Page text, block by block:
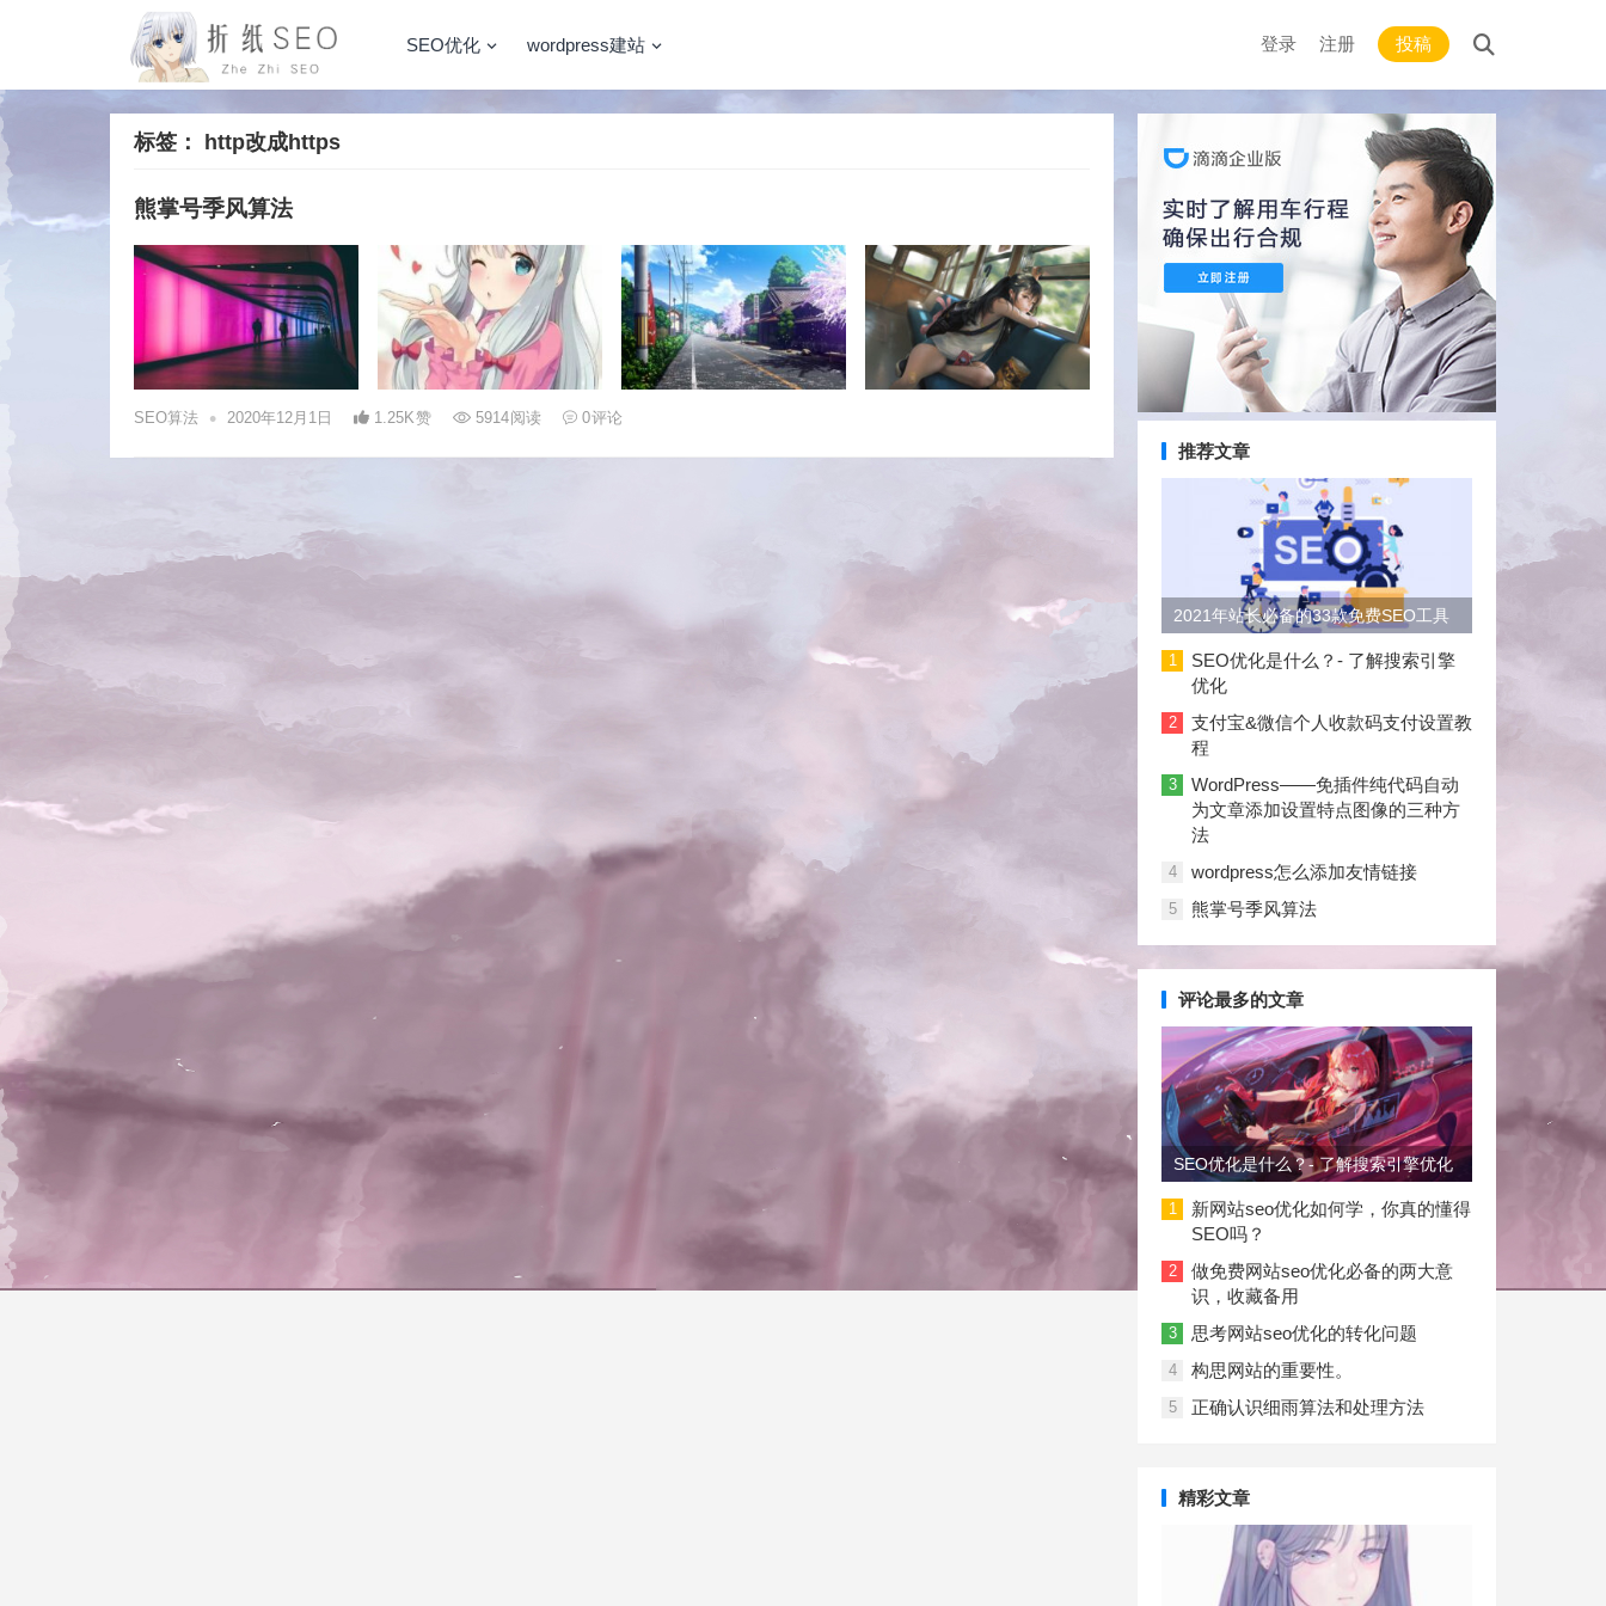
SEO优化 wordpress建站 登录 注册 投稿
标签： http改成https
熊掌号季风算法
SEO算法 • 2020年12月1日 1.25K赞 5914阅读 0评论
推荐文章
2021年站长必备的33款免费SEO工具
大合集
1
SEO优化是什么？- 了解搜索引擎
优化
2
支付宝&微信个人收款码支付设置教
程
3
WordPress——免插件纯代码自动
为文章添加设置特点图像的三种方
法
4 wordpress怎么添加友情链接
5 熊掌号季风算法
评论最多的文章
SEO优化是什么？- 了解搜索引擎优化
1
新网站seo优化如何学，你真的懂得
SEO吗？
2
做免费网站seo优化必备的两大意
识，收藏备用
3 思考网站seo优化的转化问题
4 构思网站的重要性。
5 正确认识细雨算法和处理方法
精彩文章